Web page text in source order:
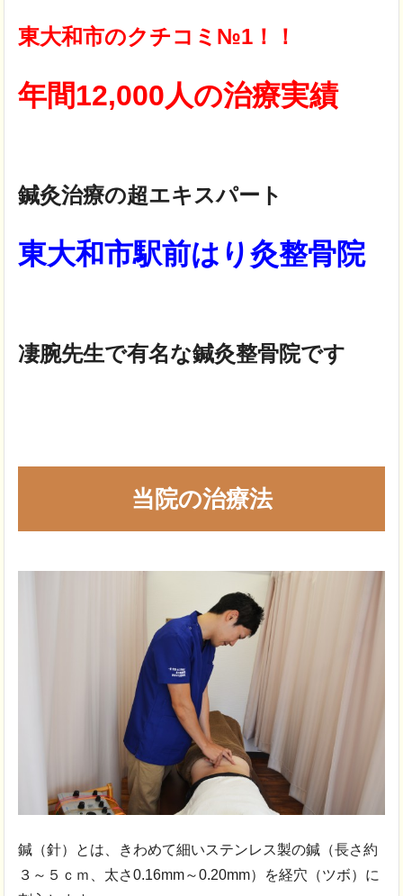
東大和市のクチコミ№1！！
年間12,000人の治療実績
鍼灸治療の超エキスパート
東大和市駅前はり灸整骨院
凄腕先生で有名な鍼灸整骨院です
当院の治療法
鍼（針）とは、きわめて細いステンレス製の鍼（長さ約
３～５ｃｍ、太さ0.16mm～0.20mm）を経穴（ツボ）に